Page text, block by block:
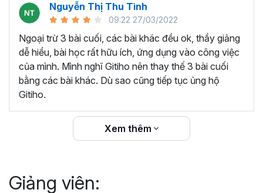
gian.
Tổng hợp hàm, công thức tính toán theo thời gian
như hàm tính toán theo tháng, tuổi, ngày hết hạn
hợp đồng,...
Hướng dẫn dùng các hàm và công thức nâng cao
nhưSUM, SUMIFS, VLOOKUP, INDEX, và các thủ
thuật hay trong Excel khác với hàm và công thức.
Những thiết lập chế độ làm việc trên Excel như thiết
lập theme, background, in ấn, và các thanh, tiêu đề,
đường kẻ lưới trong Excel.
và gán nội dung văn bản vào hình khối.
Nguyễn Thị Thu Tình
09:22 27/03/2022
Ngoại trừ 3 bài cuối, các bài khác đều ok, thầy giảng
dễ hiểu, bài học rất hữu ích, ứng dụng vào công việc
của mình. Mình nghĩ Gitiho nên thay thế 3 bài cuối
bằng các bài khác. Dù sao cũng tiếp tục ủng hộ
Gitiho.
Xem thêm
Giảng viên: